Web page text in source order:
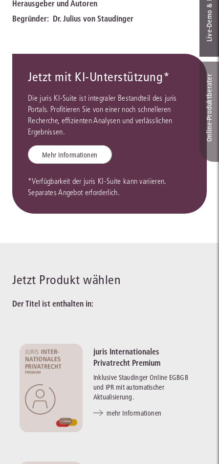
Herausgeber und Autoren
Begründer: Dr. Julius von Staudinger
Jetzt mit KI-Unterstützung*
Die juris KI-Suite ist integraler Bestandteil des juris
Portals. Profitieren Sie von einer noch schnelleren
Recherche, effizienten Analysen und verlässlichen
Ergebnissen.
Mehr Informationen
*Verfügbarkeit der juris KI-Suite kann variieren.
Separates Angebot erforderlich.
Jetzt Produkt wählen
Der Titel ist enthalten in:
juris Internationales
Privatrecht Premium
Inklusive Staudinger Online EGBGB
und IPR mit automatischer
Aktualisierung.
mehr Informationen
Online-Produkt­berater